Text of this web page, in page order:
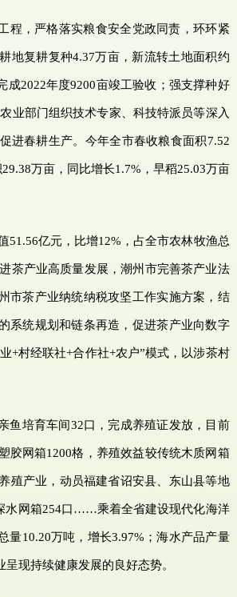
程，严格落实粮食安全党政同责，环环紧
地复耕复种4.37万亩，新流转土地面积约
成2022年度9200亩竣工验收；强支撑种好
业部门组织技术专家、科技特派员等深入
进春耕生产。今年全市春收粮食面积7.52
万亩，同比增长1.7%，早稻25.03万亩
51.56亿元，比增12%，占全市农林牧渔总
茶产业高质量发展，潮州市完善茶产业法
市茶产业纳统纳税攻坚工作实施方案，结
系统规划和链条再造，促进茶产业向数字
+村经联社+合作社+农户”模式，以涉茶村
鱼培育车间32口，完成养殖证发放，目前
胶网箱1200格，养殖效益较传统木质网箱
殖产业，动员福建省诏安县、东山县等地
水网箱254口……乘着全省建设现代化海洋
量10.20万吨，增长3.97%；海水产品产量
现持续健康发展的良好态势。